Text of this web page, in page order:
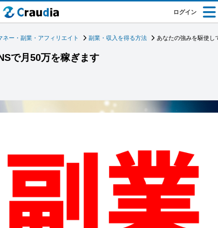
ログイン
ネー・副業・アフィリエイト 副業・収入を得る方法 あなたの強みを駆使し
で月50万を稼ぎます